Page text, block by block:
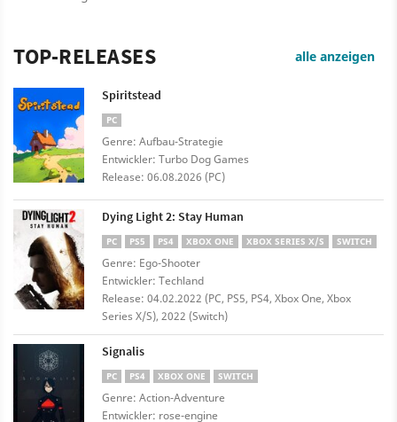
TOP-RELEASES alle anzeigen
Spiritstead
PC
Genre: Aufbau-Strategie
Entwickler: Turbo Dog Games
Release: 06.08.2026 (PC)
Dying Light 2: Stay Human
PC PS5 PS4 XBOX ONE XBOX SERIES X/S SWITCH
Genre: Ego-Shooter
Entwickler: Techland
Release: 04.02.2022 (PC, PS5, PS4, Xbox One, Xbox
Series X/S), 2022 (Switch)
Signalis
PC PS4 XBOX ONE SWITCH
Genre: Action-Adventure
Entwickler: rose-engine